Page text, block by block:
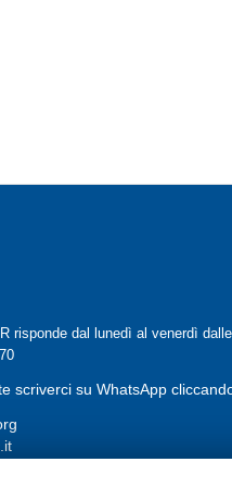
risponde dal lunedì al venerdì
scriverci su WhatsApp